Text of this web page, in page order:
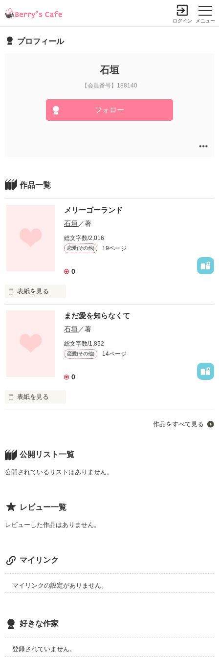
メニュー
ログイン
プロフィール
石垣
【会員番号】188140
フォロー
作品一覧
メリーゴーランド
石垣 ／著
総文字数/2,016
恋愛(その他) 19ページ
0
表紙を見る
ケンタの事が
好きだったよ？
違うの？
まだ愛を知らなくて
石垣 ／著
総文字数/1,852
恋愛(その他) 14ページ
0
表紙を見る
まだ
作品をすべて見る
公開リスト一覧
公開されているリストはありません。
レビュー一覧
レビューした作品はありません。
マイリンク
マイリンクの設定がありません。
好きな作家
登録されていません。